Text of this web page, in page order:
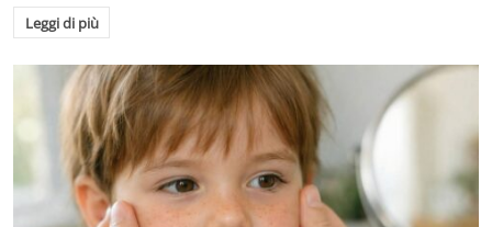
Leggi di più